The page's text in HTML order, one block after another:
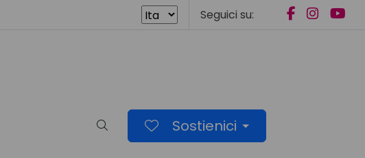
Seguici su:
Cerca nel sito
Sostienici